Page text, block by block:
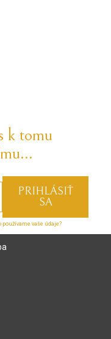
k tomu
používame vaše údaje?